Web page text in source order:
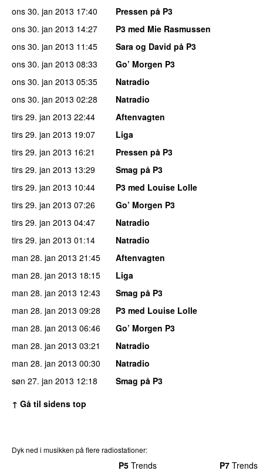
ons 30. jan 2013 17:40
Pressen på P3
ons 30. jan 2013 14:27
P3 med Mie Rasmussen
ons 30. jan 2013 11:45
Sara og David på P3
ons 30. jan 2013 08:33
Go’ Morgen P3
ons 30. jan 2013 05:35
Natradio
ons 30. jan 2013 02:28
Natradio
tirs 29. jan 2013 22:44
Aftenvagten
tirs 29. jan 2013 19:07
Liga
tirs 29. jan 2013 16:21
Pressen på P3
tirs 29. jan 2013 13:29
Smag på P3
tirs 29. jan 2013 10:44
P3 med Louise Lolle
tirs 29. jan 2013 07:26
Go’ Morgen P3
tirs 29. jan 2013 04:47
Natradio
tirs 29. jan 2013 01:14
Natradio
man 28. jan 2013 21:45
Aftenvagten
man 28. jan 2013 18:15
Liga
man 28. jan 2013 12:43
Smag på P3
man 28. jan 2013 09:28
P3 med Louise Lolle
man 28. jan 2013 06:46
Go’ Morgen P3
man 28. jan 2013 03:21
Natradio
man 28. jan 2013 00:30
Natradio
søn 27. jan 2013 12:18
Smag på P3
↑ Gå til sidens top
Dyk ned i musikken på flere radiostationer:
P5 Trends P7 Trends